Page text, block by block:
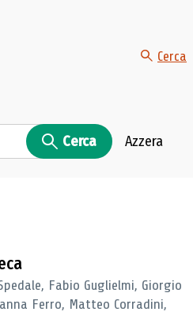
Cerca
Cerca Azzera
Fabio Guglielmi, Giorgio
Ferro, Matteo Corradini,